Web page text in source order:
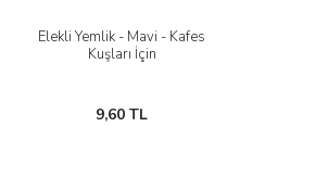
Elekli Yemlik - Mavi - Kafes
Kuşları İçin
9,60 TL